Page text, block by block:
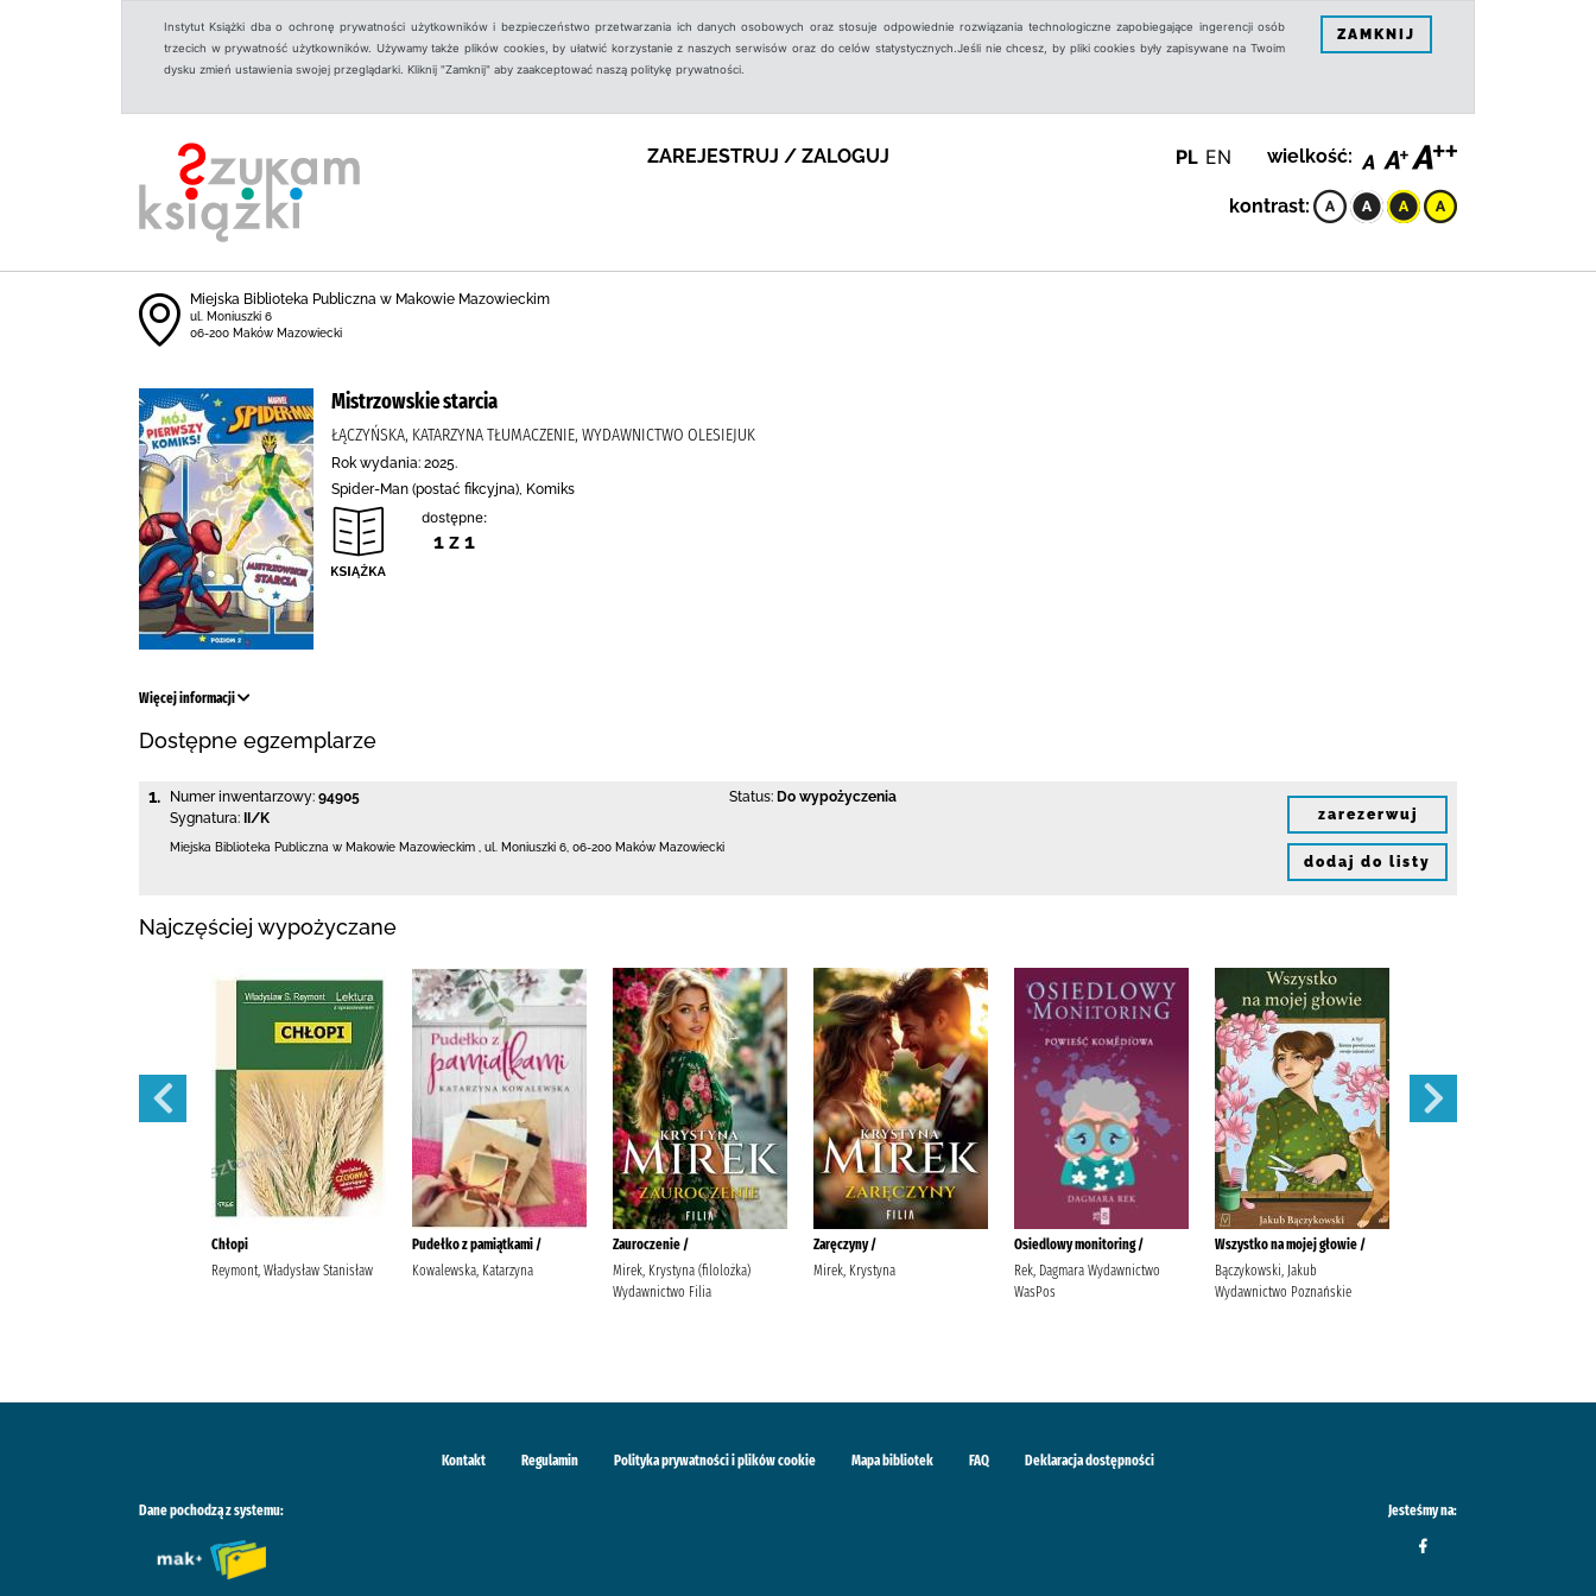
Instytut Książki dba o ochronę prywatności użytkowników i bezpieczeństwo przetwarzania ich danych osobowych oraz stosuje odpowiednie rozwiązania technologiczne zapobiegające ingerencji osób
trzecich w prywatność użytkowników. Używamy także plików cookies, by ułatwić korzystanie z naszych serwisów oraz do celów statystycznych.Jeśli nie chcesz, by pliki cookies były zapisywane na Twoim
dysku zmień ustawienia swojej przeglądarki. Kliknij "Zamknij" aby zaakceptować naszą politykę prywatności.
ZAMKNIJ
ZAREJESTRUJ / ZALOGUJ PL EN wielkość:
kontrast:
Miejska Biblioteka Publiczna w Makowie Mazowieckim
ul. Moniuszki 6
06-200 Maków Mazowiecki
Mistrzowskie starcia
ŁĄCZYŃSKA, KATARZYNA TŁUMACZENIE, WYDAWNICTWO OLESIEJUK
Rok wydania: 2025.
Spider-Man (postać fikcyjna), Komiks
dostępne:
1 z 1
Więcej informacji
Dostępne egzemplarze
1. Numer inwentarzowy: 94905
Sygnatura:
II/K
Status: Do wypożyczenia
Miejska Biblioteka Publiczna w Makowie Mazowieckim ul. Moniuszki 6 06-200 Maków Mazowiecki
zarezerwuj
dodaj do listy
Najczęściej wypożyczane
Chłopi
Reymont, Władysław Stanisław
Pudełko z pamiątkami /
Kowalewska, Katarzyna
Zauroczenie /
Mirek, Krystyna (filolożka)
Wydawnictwo Filia
Zaręczyny /
Mirek, Krystyna
Osiedlowy monitoring /
Rek, Dagmara Wydawnictwo
WasPos
Wszystko na mojej głowie /
Bączykowski, Jakub
Wydawnictwo Poznańskie
Kontakt Regulamin Polityka prywatności i plików cookie Mapa bibliotek FAQ Deklaracja dostępności
Dane pochodzą z systemu: Jesteśmy na: